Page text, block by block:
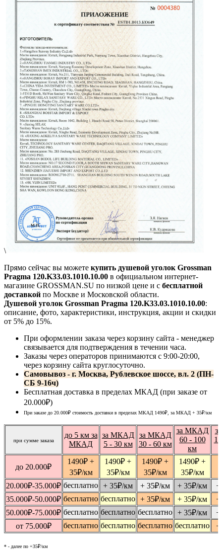
\
Прямо сейчас вы можете купить душевой уголок Grossman
Pragma 120.K33.03.1010.10.00 в официальном интернет-
магазине GROSSMAN.SU по низкой цене и с бесплатной
доставкой по Москве и Московской области.
Душевой уголок Grossman Pragma 120.K33.03.1010.10.00:
описание, фото, характеристики, инструкция, акции и скидки
от 5% до 15%.
При оформлении заказа через корзину сайта - менеджер
связывается для подтверждения в течении часа.
Заказы через операторов принимаются с 9:00-20:00,
через корзину сайта круглосуточно.
Самовывоз - г. Москва, Рублевское шоссе, вл. 2 (ПН-
СБ 9-16ч)
Бесплатная доставка в пределах МКАД (при заказе от
20.000₽)
При заказе до 20.000₽ стоимость доставки в пределах МКАД 1490₽, за МКАД + 35₽/км
при сумме заказа
до 5 км за
МКАД
за МКАД
5 - 30 км
за МКАД
30 - 60 км
за МКАД
60 - 100
км
до 20.000₽
1490₽ +
35₽/км
1490₽ +
35₽/км
1490₽ +
35₽/км
1490₽ +
35₽/км
20.000₽-35.000₽ бесплатно + 35₽/км + 35₽/км + 35₽/км
+
35.000₽-50.000₽ бесплатно бесплатно + 35₽/км + 35₽/км
+
50.000₽-75.000₽ бесплатно бесплатно бесплатно + 35₽/км
+
от 75.000₽ бесплатно бесплатно бесплатно бесплатно +
* - далее по +35₽/км